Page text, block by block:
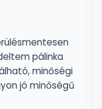
pálinka
minőségi
jó minőségű